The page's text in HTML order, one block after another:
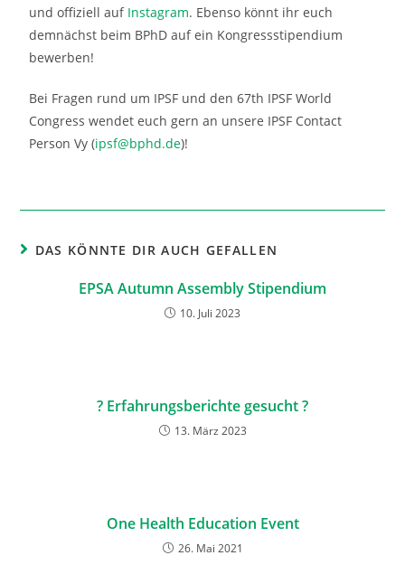
und offiziell auf Instagram. Ebenso könnt ihr euch
demnächst beim BPhD auf ein Kongressstipendium
bewerben!
Bei Fragen rund um IPSF und den 67th IPSF World
Congress wendet euch gern an unsere IPSF Contact
Person Vy (ipsf@bphd.de)!
DAS KÖNNTE DIR AUCH GEFALLEN
EPSA Autumn Assembly Stipendium
10. Juli 2023
? Erfahrungsberichte gesucht ?
13. März 2023
One Health Education Event
26. Mai 2021